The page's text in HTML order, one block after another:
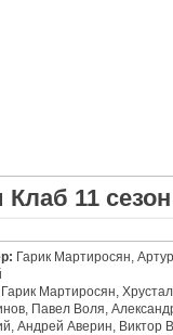
Клаб 11
Гарик Мартиросян,
Гарик Мартиросян,
Павел Воля,
Андрей Аверин, Виктор